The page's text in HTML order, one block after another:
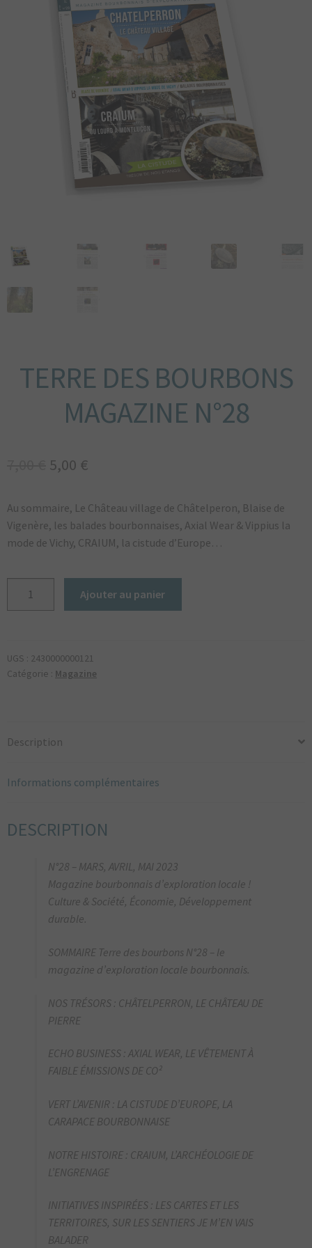
DU BOURBONNAIS
MAGAZINE
AUTOCOLLANTS
CARTE POSTALES
POSTERS
ARTSHOP
LE BOURBONNAIS
TERRE DES BOURBONS
MAGAZINE N°28
Le
initial
était :
5,00 €
actuel
est :
Au sommaire, Le Château village de Châtelperon, Blaise de
Vigenère, les balades bourbonnaises, Axial Wear & Vippius la
mode de Vichy, CRAIUM, la cistude d’Europe…
bourbons
magazine
Ajouter au panier
UGS : 2430000000121
Catégorie : Magazine
Description
Informations complémentaires
DESCRIPTION
N°28 – MARS, AVRIL, MAI 2023
Magazine bourbonnais d’exploration locale !
Culture & Société, Économie, Développement
durable.
SOMMAIRE Terre des bourbons N°28 – le
magazine d’exploration locale bourbonnais.
NOS TRÉSORS : CHÂTELPERRON, LE CHÂTEAU DE
PIERRE
ECHO BUSINESS : AXIAL WEAR, LE VÊTEMENT À
FAIBLE ÉMISSIONS DE CO²
VERT L’AVENIR : LA CISTUDE D’EUROPE, LA
CARAPACE BOURBONNAISE
NOTRE HISTOIRE : CRAIUM, L’ARCHÉOLOGIE DE
L’ENGRENAGE
INITIATIVES INSPIRÉES : LES CARTES ET LES
TERRITOIRES, SUR LES SENTIERS JE M’EN VAIS
BALADER